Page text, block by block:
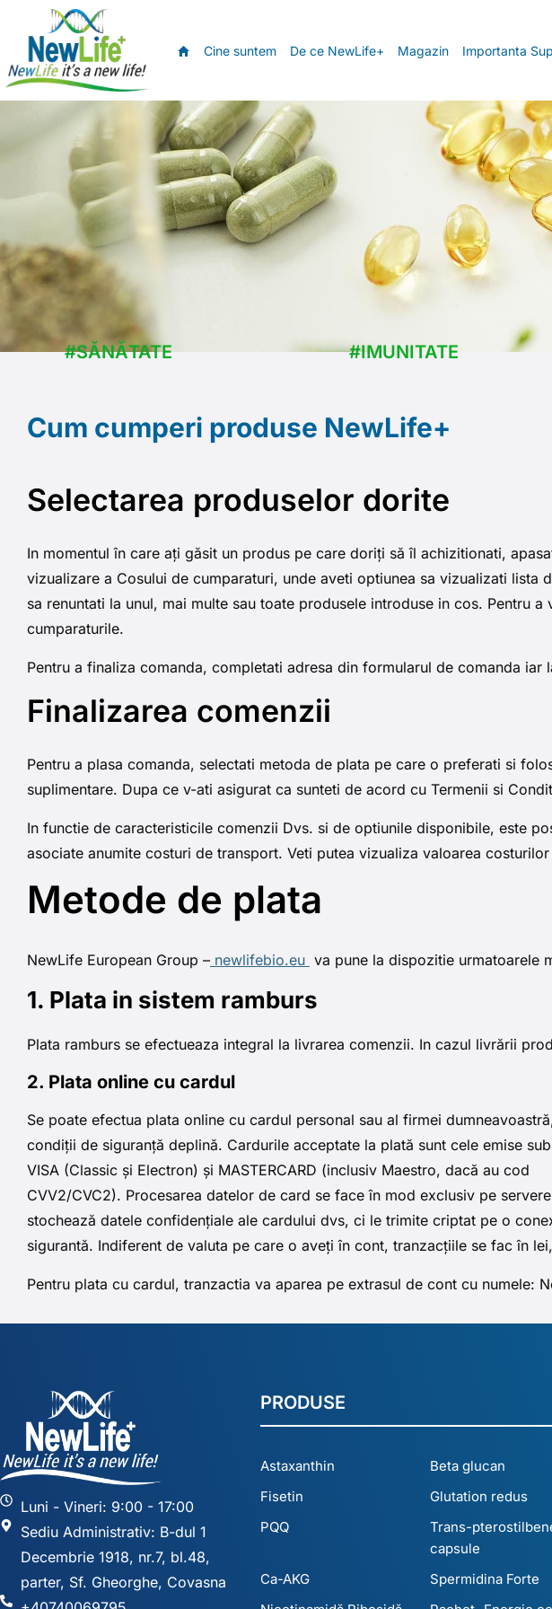
Cine suntem De ce NewLife+ Magazin Importanta
#SĂNĂTATE #IMUNITATE
Cum cumperi produse NewLife+
Selectarea produselor dorite
In momentul în care ați găsit un produs pe care doriți să îl achizitionati,
vizualizare a Cosului de cumparaturi, unde aveti optiunea sa vizualizati
sa renuntati la unul, mai multe sau toate produsele introduse in cos. Pentru
cumparaturile.
Pentru a finaliza comanda, completati adresa din formularul de comanda iar
Finalizarea comenzii
Pentru a plasa comanda, selectati metoda de plata pe care o preferati si
suplimentare. Dupa ce v-ati asigurat ca sunteti de acord cu Termenii si
In functie de caracteristicile comenzii Dvs. si de optiunile disponibile, este
asociate anumite costuri de transport. Veti putea vizualiza valoarea
Metode de plata
NewLife European Group – newlifebio.eu va pune la dispozitie urmatoarele
1. Plata in sistem ramburs
Plata ramburs se efectueaza integral la livrarea comenzii. In cazul livrării
2. Plata online cu cardul
Se poate efectua plata online cu cardul personal sau al firmei
condiții de siguranță deplină. Cardurile acceptate la plată sunt cele emise
VISA (Classic și Electron) și MASTERCARD (inclusiv Maestro, dacă au cod
CVV2/CVC2). Procesarea datelor de card se face în mod exclusiv pe
stochează datele confidențiale ale cardului dvs, ci le trimite criptat pe o
sigurantă. Indiferent de valuta pe care o aveți în cont, tranzacțiile se fac în
Pentru plata cu cardul, tranzactia va aparea pe extrasul de cont cu numele:
Luni - Vineri: 9:00 - 17:00
Sediu Administrativ: B-dul 1
Decembrie 1918, nr.7, bl.48,
parter, Sf. Gheorghe, Covasna
PRODUSE
Astaxanthin
Beta glucan
Fisetin
Glutation redus
PQQ
Trans-
capsule
Ca-AKG
Spermidina Forte